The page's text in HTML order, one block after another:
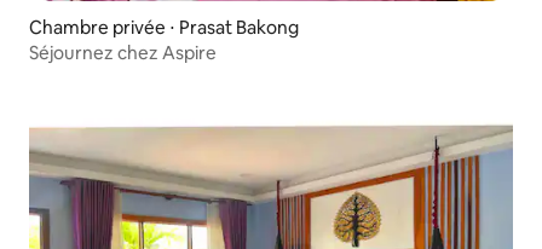
Chambre privée ⋅ Prasat Bakong
Séjournez chez Aspire